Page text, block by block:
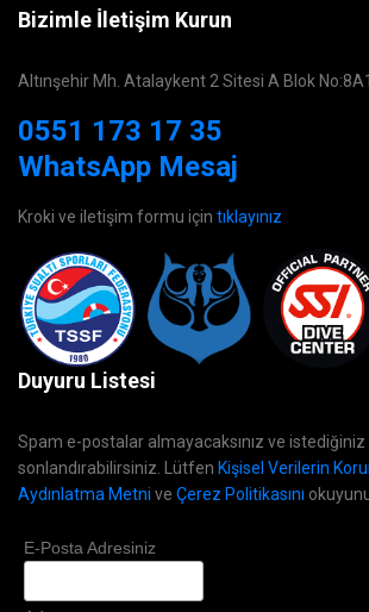
Bizimle İletişim Kurun
Altınşehir Mh. Atalaykent 2 Sitesi A Blok
0551 173 17 35
WhatsApp Mesaj
Kroki ve iletişim formu için tıklayınız
Duyuru Listesi
Spam e-postalar almayacaksınız ve
sonlandırabilirsiniz. Lütfen Kişisel Verilerin
Aydınlatma Metni ve Çerez Politikasını
E-Posta Adresiniz